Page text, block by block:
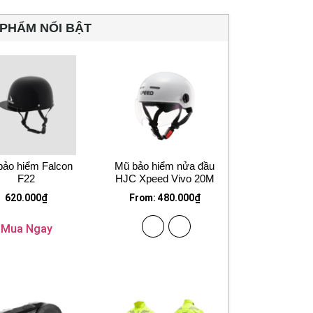
NỔI BẬT
hiểm Falcon
F22
620.000₫
Mua Ngay
Mũ bảo hiểm nửa đầu
HJC Xpeed Vivo 20M
From: 480.000₫